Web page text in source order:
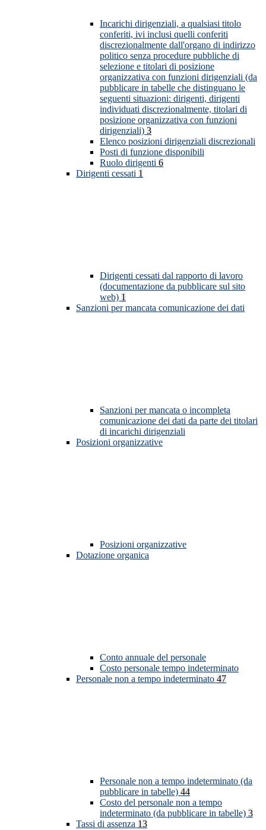
Incarichi dirigenziali, a qualsiasi titolo
conferiti, ivi inclusi quelli conferiti
discrezionalmente dall'organo di indirizzo
politico senza procedure pubbliche di
selezione e titolari di posizione
organizzativa con funzioni dirigenziali (da
pubblicare in tabelle che distinguano le
seguenti situazioni: dirigenti, dirigenti
individuati discrezionalmente, titolari di
posizione organizzativa con funzioni
dirigenziali) 3
Elenco posizioni dirigenziali discrezionali
Posti di funzione disponibili
Ruolo dirigenti 6
Dirigenti cessati 1
Dirigenti cessati dal rapporto di lavoro
(documentazione da pubblicare sul sito
web) 1
Sanzioni per mancata comunicazione dei dati
Sanzioni per mancata o incompleta
comunicazione dei dati da parte dei titolari
di incarichi dirigenziali
Posizioni organizzative
Posizioni organizzative
Dotazione organica
Conto annuale del personale
Costo personale tempo indeterminato
Personale non a tempo indeterminato 47
Personale non a tempo indeterminato (da
pubblicare in tabelle) 44
Costo del personale non a tempo
indeterminato (da pubblicare in tabelle) 3
Tassi di assenza 13